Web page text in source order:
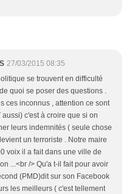
27/03/2015 08:35
se trouvent en difficulté
quoi se poser des questions .
ces inconnus , attention ce sont
c'est à croire que si on
leurs indemnités ( seule chose
un terroriste . Notre maire
voix il a fait dans une ville de
...<br /> Qu'a t-il fait pour avoir
(PMD)dit sur son Facebook
les meilleurs ( c'est tellement